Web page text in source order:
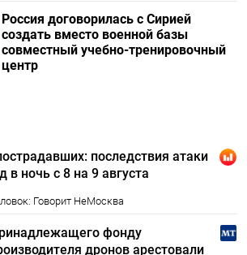
Россия договорилась с Сирией
создать вместо военной базы
совместный учебно-тренировочный
центр